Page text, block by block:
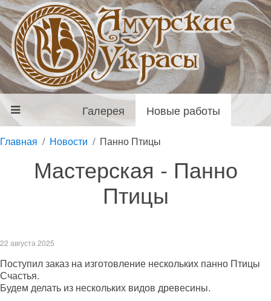
Галерея Новые работы
Главная Новости Панно Птицы
Мастерская - Панно
Птицы
22 августа 2025
Поступил заказ на изготовление нескольких панно Птицы
Счастья.
Будем делать из нескольких видов древесины.